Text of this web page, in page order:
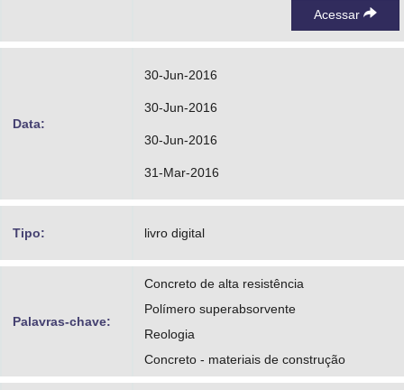
Acessar
Data:
30-Jun-2016
30-Jun-2016
30-Jun-2016
31-Mar-2016
Tipo: livro digital
Palavras-chave:
Concreto de alta resistência
Polímero superabsorvente
Reologia
Concreto - materiais de construção